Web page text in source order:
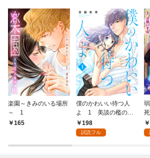
楽園～きみのいる場所
～ 1
165
僕のかわいい待つ人
よ 1 美談の檻のな
か198
試読フル